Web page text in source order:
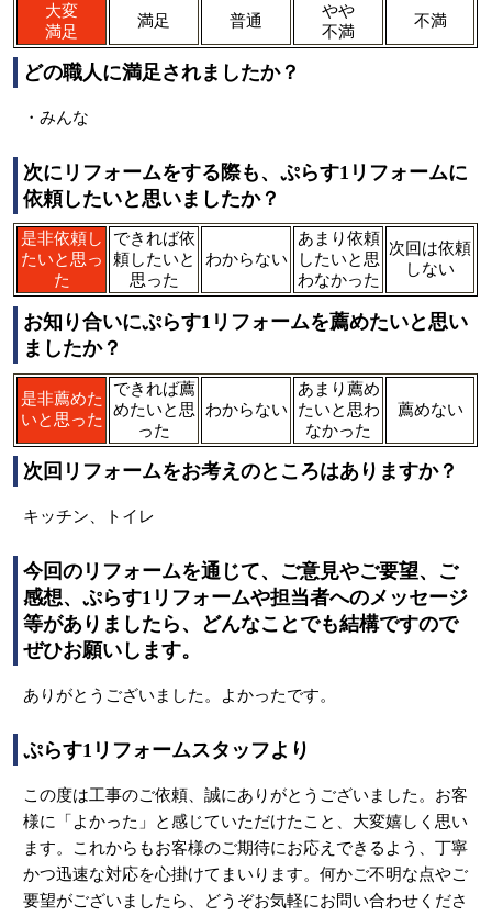
大変
満足
満足 普通
やや
不満
不満
どの職人に満足されましたか？
・みんな
次にリフォームをする際も、ぷらす1リフォームに
依頼したいと思いましたか？
是非依頼し
たいと思っ
た
できれば依
頼したいと
思った
わからない
あまり依頼
したいと思
わなかった
次回は依頼
しない
お知り合いにぷらす1リフォームを薦めたいと思い
ましたか？
是非薦めた
いと思った
できれば薦
めたいと思
った
わからない
あまり薦め
たいと思わ
なかった
薦めない
次回リフォームをお考えのところはありますか？
キッチン、トイレ
今回のリフォームを通じて、ご意見やご要望、ご
感想、ぷらす1リフォームや担当者へのメッセージ
等がありましたら、どんなことでも結構ですので
ぜひお願いします。
ありがとうございました。よかったです。
ぷらす1リフォームスタッフより
この度は工事のご依頼、誠にありがとうございました。お客
様に「よかった」と感じていただけたこと、大変嬉しく思い
ます。これからもお客様のご期待にお応えできるよう、丁寧
かつ迅速な対応を心掛けてまいります。何かご不明な点やご
要望がございましたら、どうぞお気軽にお問い合わせくださ